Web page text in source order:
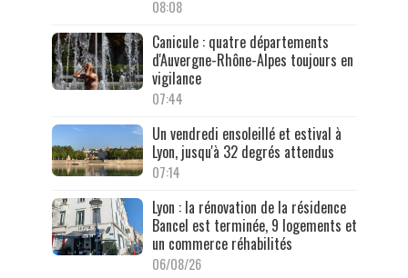
08:08
Canicule : quatre départements
d'Auvergne-Rhône-Alpes toujours en
vigilance
07:44
Un vendredi ensoleillé et estival à
Lyon, jusqu'à 32 degrés attendus
07:14
Lyon : la rénovation de la résidence
Bancel est terminée, 9 logements et
un commerce réhabilités
06/08/26